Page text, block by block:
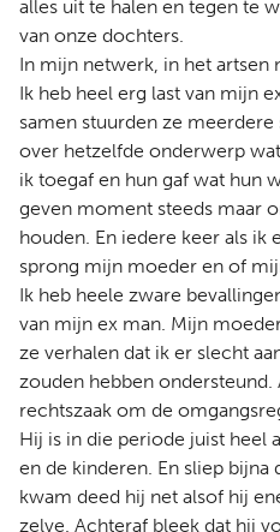
alles uit te halen en tegen te
van onze dochters.
In mijn netwerk, in het artsen
Ik heb heel erg last van mijn
samen stuurden ze meerdere
over hetzelfde onderwerp
ik toegaf en hun gaf wat hun
geven moment steeds maar
houden. En iedere keer als ik
sprong mijn moeder en of
Ik heb heele zware
van mijn ex man. Mijn
ze verhalen dat ik er slecht
zouden hebben
rechtszaak om de
Hij is in die periode juist heel
en de kinderen. En sliep bijna
kwam deed hij net alsof hij
zelve. Achteraf bleek dat hij